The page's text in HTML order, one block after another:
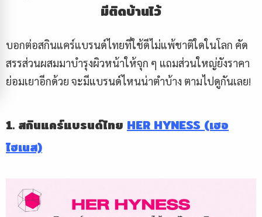
มีติดบ้านไว้
บอกต่อสกินแคร์แบรนด์ไทยที่ใช้ดีไม่แพ้ชาติใดในโลก คัด
สรรส่วนผสมมาบำรุงผิวหน้าให้จุก ๆ แถมส่วนใหญ่ยังราคา
ย่อมเยาอีกด้วย จะมีแบรนด์ไหนน่าตำบ้าง ตามไปดูกันเลย!
1. สกินแคร์แบรนด์ไทย HER HYNESS (เฮอ
ไฮเนส)